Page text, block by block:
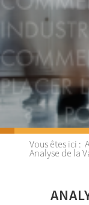
Vous êtes ici :
Analyse de la